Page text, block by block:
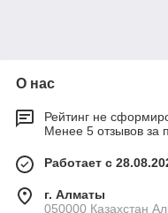
О нас
Рейтинг не
Менее 5 отзывов за
Работает с
г. Алматы
050000 Казахстан